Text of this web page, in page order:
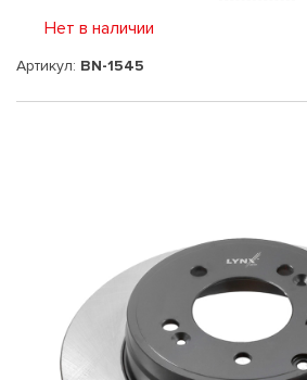
Нет в наличии
Артикул: BN-1545